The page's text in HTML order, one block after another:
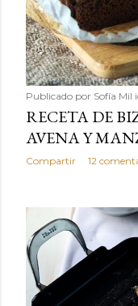
Publicado por Sofía Mil
RECETA DE
AVENA Y
Compartir 12